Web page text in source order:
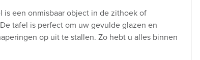
is een onmisbaar object in de zithoek of
tafel is perfect om uw gevulde glazen en
op uit te stallen. Zo hebt u alles binnen